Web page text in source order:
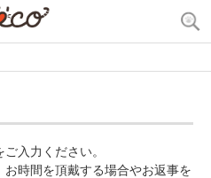
入力ください。
時間を頂戴する場合やお返事を